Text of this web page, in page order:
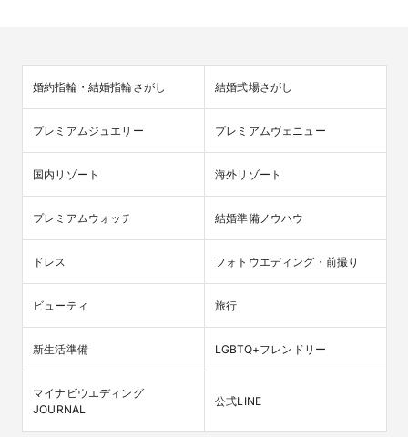
婚約指輪・結婚指輪さがし 結婚式場さがし
プレミアムジュエリー プレミアムヴェニュー
国内リゾート 海外リゾート
プレミアムウォッチ 結婚準備ノウハウ
ドレス フォトウエディング・前撮り
ビューティ 旅行
新生活準備 LGBTQ+フレンドリー
マイナビウエディング
JOURNAL
公式LINE